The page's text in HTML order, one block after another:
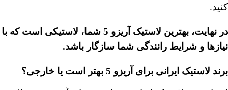
کنید.
در نهایت، بهترین لاستیک آریزو 5 شما، لاستیکی است که با
نیازها و شرایط رانندگی شما سازگار باشد.
برند لاستیک ایرانی برای آریزو 5 بهتر است یا خارجی؟